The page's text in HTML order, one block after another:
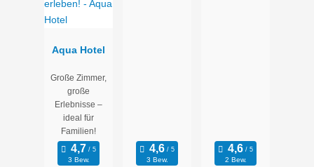
Aqua Hotel
Große Zimmer,
große
Erlebnisse –
ideal für
Familien!
3 Bew. 3 Bew. 2 Bew.